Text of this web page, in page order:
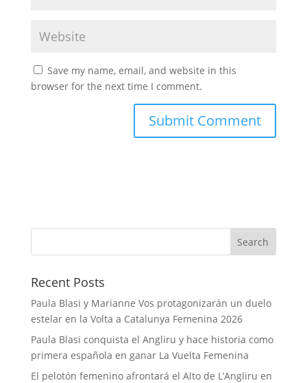
Save my name, email, and website in this
browser for the next time I comment.
Recent Posts
Paula Blasi y Marianne Vos protagonizarán un duelo
estelar en la Volta a Catalunya Femenina 2026
Paula Blasi conquista el Angliru y hace historia como
primera española en ganar La Vuelta Femenina
El pelotón femenino afrontará el Alto de L’Angliru en